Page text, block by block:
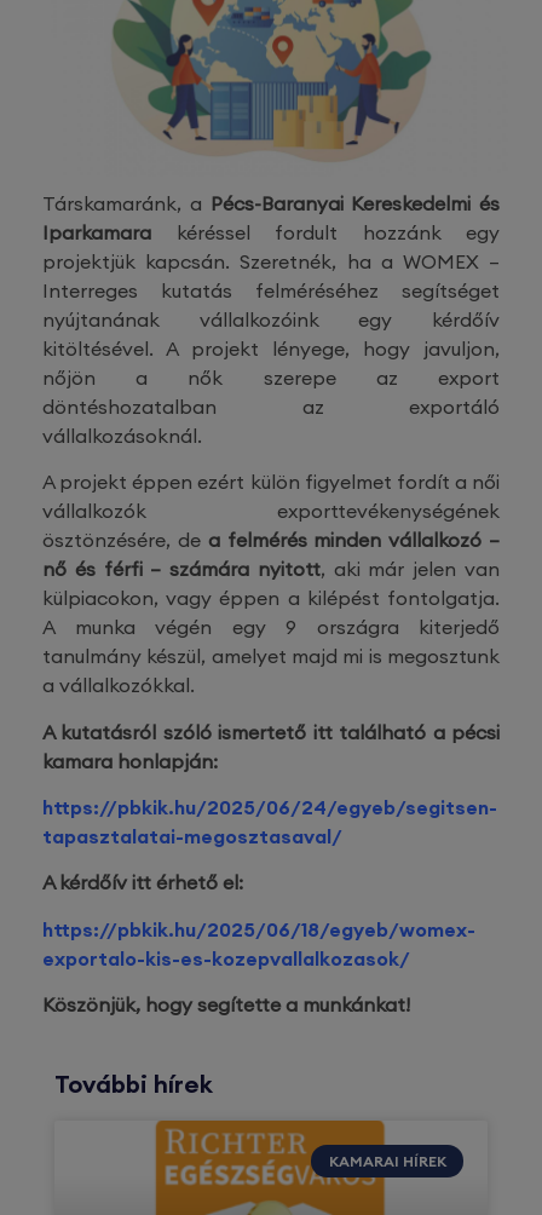
Társkamaránk, a Pécs-Baranyai Kereskedelmi és
Iparkamara kéréssel fordult hozzánk egy
projektjük kapcsán. Szeretnék, ha a WOMEX –
Interreges kutatás felméréséhez segítséget
nyújtanának vállalkozóink egy kérdőív
kitöltésével. A projekt lényege, hogy javuljon,
nőjön a nők szerepe az export
döntéshozatalban az exportáló
vállalkozásoknál.
A projekt éppen ezért külön figyelmet fordít a női
vállalkozók exporttevékenységének
ösztönzésére, de a felmérés minden vállalkozó –
nő és férfi – számára nyitott, aki már jelen van
külpiacokon, vagy éppen a kilépést fontolgatja.
A munka végén egy 9 országra kiterjedő
tanulmány készül, amelyet majd mi is megosztunk
a vállalkozókkal.
A kutatásról szóló ismertető itt található a pécsi
kamara honlapján:
https://pbkik.hu/2025/06/24/egyeb/segitsen-
tapasztalatai-megosztasaval/
A kérdőív itt érhető el:
https://pbkik.hu/2025/06/18/egyeb/womex-
exportalo-kis-es-kozepvallalkozasok/
Köszönjük, hogy segítette a munkánkat!
További hírek
KAMARAI HÍREK